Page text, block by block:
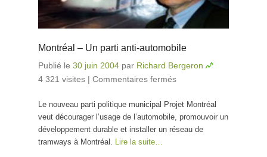
Montréal – Un parti anti-automobile
Publié le 30 juin 2004 par Richard Bergeron
4 321 visites | Commentaires fermés
automobile
Le nouveau parti politique municipal Projet Montréal
veut décourager l’usage de l’automobile, promouvoir un
développement durable et installer un réseau de
tramways à Montréal. Lire la suite…